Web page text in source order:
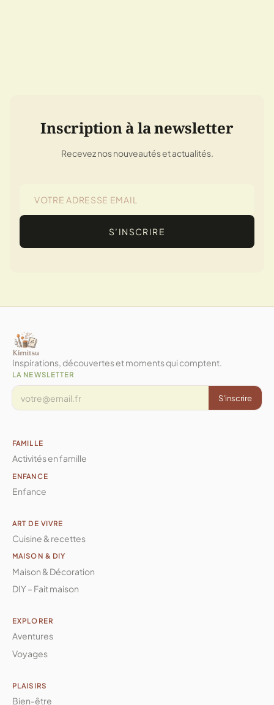
Inscription à la newsletter
Recevez nos nouveautés et actualités.
S’INSCRIRE
Inspirations, découvertes et moments qui comptent.
LA NEWSLETTER
S'inscrire
FAMILLE
Activités en famille
ENFANCE
Enfance
ART DE VIVRE
Cuisine & recettes
MAISON & DIY
Maison & Décoration
DIY – Fait maison
EXPLORER
Aventures
Voyages
PLAISIRS
Bien-être